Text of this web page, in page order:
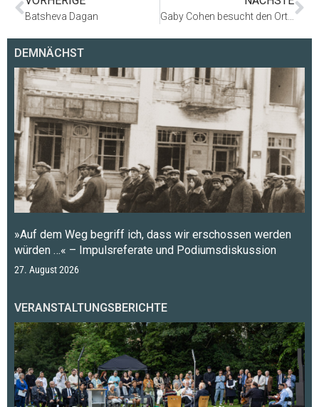
Batsheva Dagan Gaby Cohen besucht den Ort der Information
DEMNÄCHST
»Auf dem Weg begriff ich, dass wir erschossen werden
würden …« – Impulsreferate und Podiumsdiskussion
27. August 2026
VERANSTALTUNGSBERICHTE